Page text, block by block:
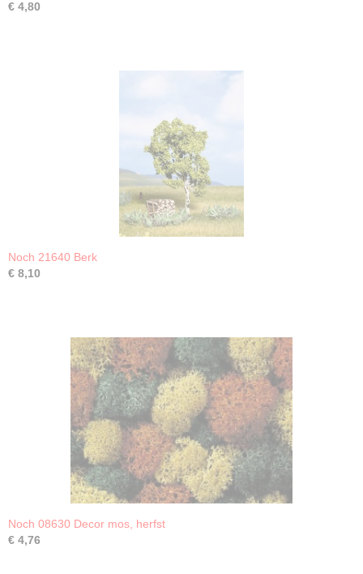
€ 4,80
Noch 21640 Berk
€ 8,10
Noch 08630 Decor mos, herfst
€ 4,76